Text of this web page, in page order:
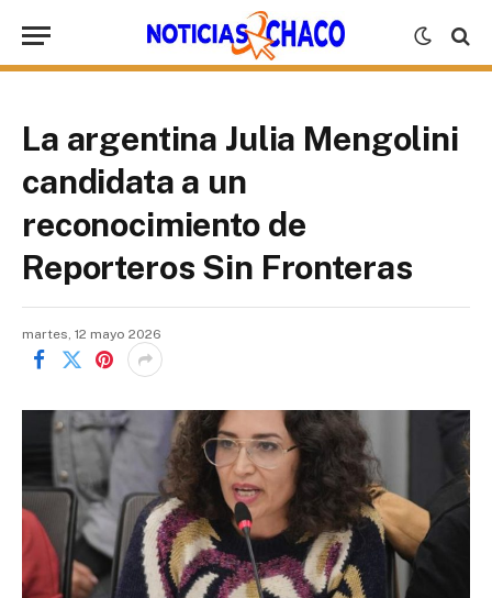
La argentina Julia Mengolini
candidata a un
reconocimiento de
Reporteros Sin Fronteras
martes, 12 mayo 2026